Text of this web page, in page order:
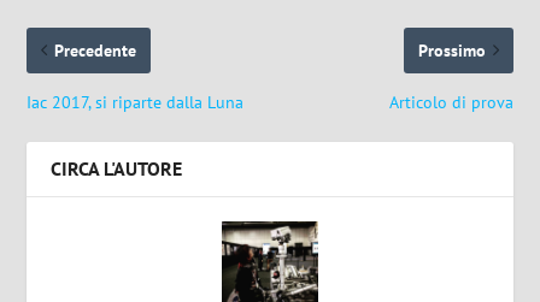
Precedente
Iac 2017, si riparte dalla Luna
Prossimo
Articolo di prova
CIRCA L'AUTORE